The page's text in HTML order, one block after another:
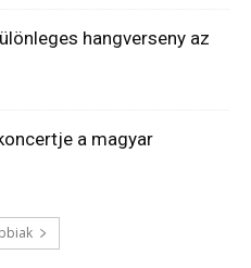
hangverseny az
a magyar